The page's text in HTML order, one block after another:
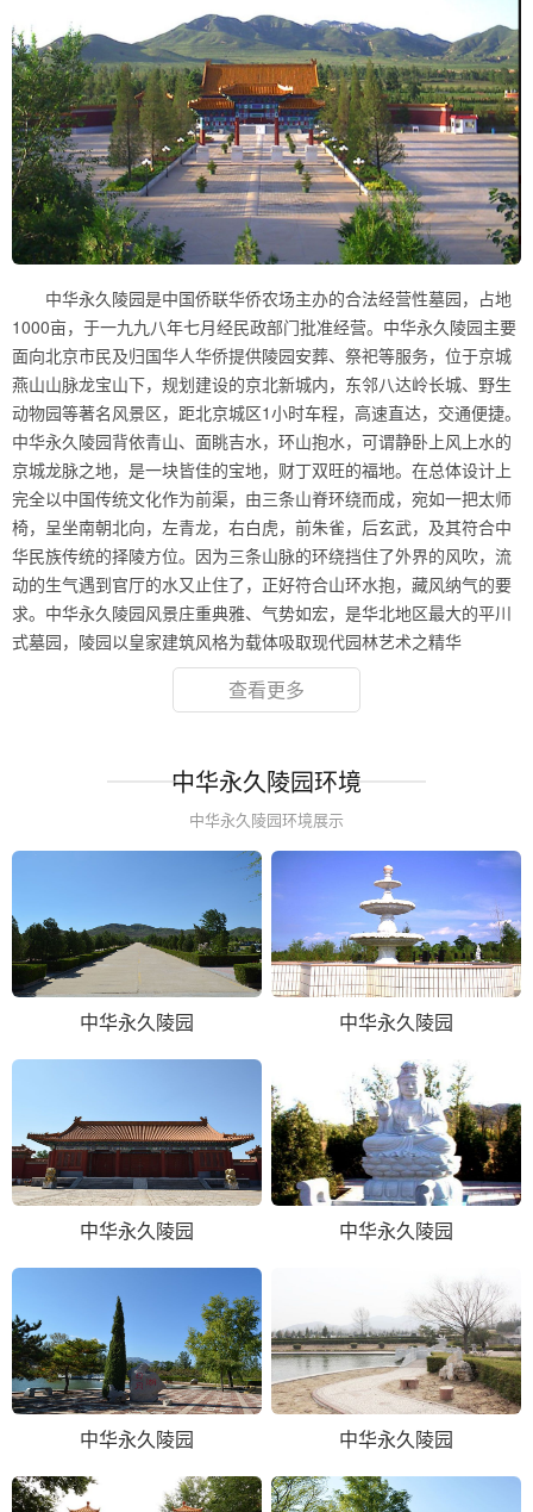
中华永久陵园是中国侨联华侨农场主办的合法经营性墓园，占地
1000亩，于一九九八年七月经民政部门批准经营。中华永久陵园主要
面向北京市民及归国华人华侨提供陵园安葬、祭祀等服务，位于京城
燕山山脉龙宝山下，规划建设的京北新城内，东邻八达岭长城、野生
动物园等著名风景区，距北京城区1小时车程，高速直达，交通便捷。
中华永久陵园背依青山、面眺吉水，环山抱水，可谓静卧上风上水的
京城龙脉之地，是一块皆佳的宝地，财丁双旺的福地。在总体设计上
完全以中国传统文化作为前渠，由三条山脊环绕而成，宛如一把太师
椅，呈坐南朝北向，左青龙，右白虎，前朱雀，后玄武，及其符合中
华民族传统的择陵方位。因为三条山脉的环绕挡住了外界的风吹，流
动的生气遇到官厅的水又止住了，正好符合山环水抱，藏风纳气的要
求。中华永久陵园风景庄重典雅、气势如宏，是华北地区最大的平川
式墓园，陵园以皇家建筑风格为载体吸取现代园林艺术之精华
查看更多
中华永久陵园环境
中华永久陵园环境展示
中华永久陵园 中华永久陵园
中华永久陵园 中华永久陵园
中华永久陵园 中华永久陵园